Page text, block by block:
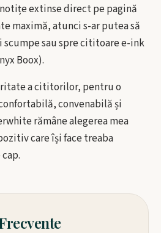
extinse direct pe pagină
maximă, atunci s-ar putea să
sau spre cititoare e-ink
Boox).
a cititorilor, pentru o
convenabilă și
rămâne alegerea mea
care își face treaba